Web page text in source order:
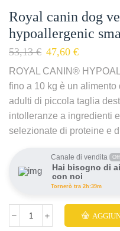
Royal canin dog
hypoallergenic
53,13€ 47,60 €
ROYAL CANIN®
fino a 10 kg è un
adulti di piccola taglia
intolleranze a ingredienti
selezionate di proteine e
Canale di vendita
Hai bisogno di
con noi
Tornerò tra 2h:39m